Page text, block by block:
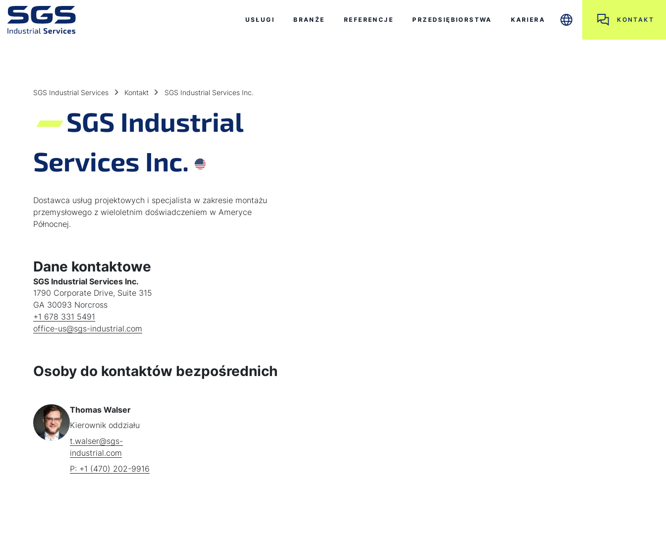
USŁUGI BRANŻE REFERENCJE PRZEDSIĘBIORSTWA KARIERA KONTAKT
SGS Industrial Services Kontakt SGS Industrial Services Inc.
SGS Industrial
Services Inc.
Dostawca usług projektowych i specjalista w zakresie montażu
przemysłowego z wieloletnim doświadczeniem w Ameryce
Północnej.
Dane kontaktowe
SGS Industrial Services Inc.
1790 Corporate Drive, Suite 315
GA 30093 Norcross
+1 678 331 5491
office-us@sgs-industrial.com
Osoby do kontaktów bezpośrednich
Thomas Walser
Kierownik oddziału
t.walser@sgs-
industrial.com
P: +1 (470) 202-9916